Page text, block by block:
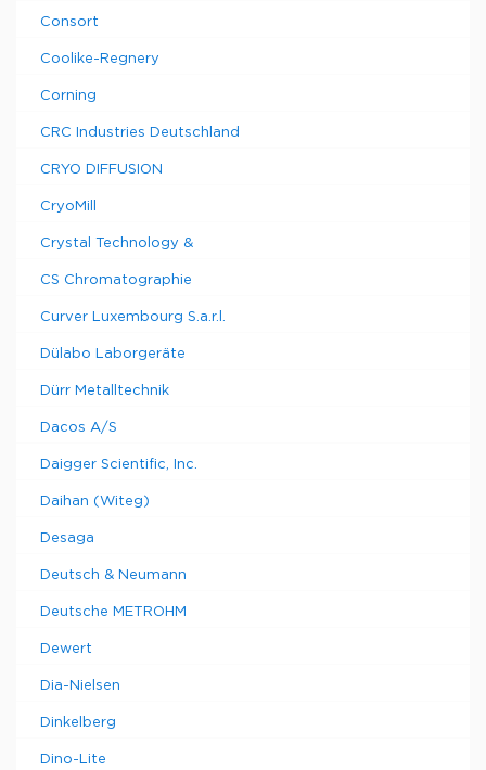
Consort
Coolike-Regnery
Corning
CRC Industries Deutschland
CRYO DIFFUSION
CryoMill
Crystal Technology &
CS Chromatographie
Curver Luxembourg S.a.r.l.
Dülabo Laborgeräte
Dürr Metalltechnik
Dacos A/S
Daigger Scientific, Inc.
Daihan (Witeg)
Desaga
Deutsch & Neumann
Deutsche METROHM
Dewert
Dia-Nielsen
Dinkelberg
Dino-Lite